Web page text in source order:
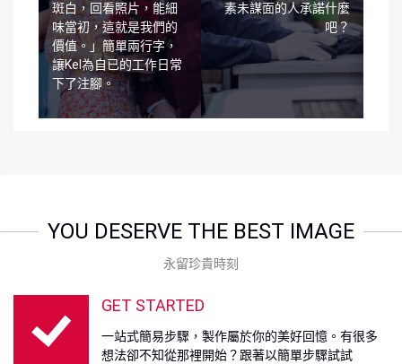
斑白，回看照片，能細
味當初，這就是我們的
價值。」簡單兩行字，
讓Kel為自已的工作日常
下了注腳。
素未謀面的人承諾什麼
吧？
YOU DESERVE THE BEST IMAGE
永留珍貴時刻
GET STARTED
一站式簡易步驟，製作屬於你的美好回憶。有很多
想法卻不知從那裡開始？跟著以簡單步驟試試